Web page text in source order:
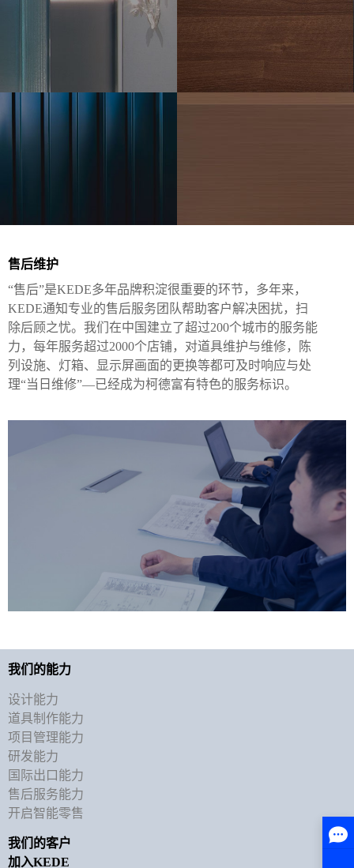
售后维护
“售后”是KEDE多年品牌积淀很重要的环节，多年来，
KEDE通知专业的售后服务团队帮助客户解决困扰，扫
除后顾之忧。我们在中国建立了超过200个城市的服务能
力，每年服务超过2000个店铺，对道具维护与维修，陈
列设施、灯箱、显示屏画面的更换等都可及时响应与处
理“当日维修”—已经成为柯德富有特色的服务标识。
我们的能力
设计能力
道具制作能力
项目管理能力
研发能力
国际出口能力
售后服务能力
开启智能零售
我们的客户
加入KEDE